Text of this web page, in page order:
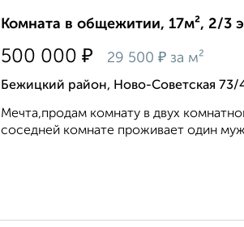
Комната в общежитии, 17м², 2/3
500 000 ₽ 29 500 ₽ за м²
Бежицкий район, Ново-Советская 73/
Мечта,продам комнату в двух
соседней комнате проживает один